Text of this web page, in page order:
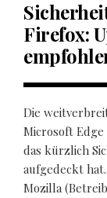
Firefox:
Die
Microsoft
das kürzlich
aufgedeckt
Mozilla